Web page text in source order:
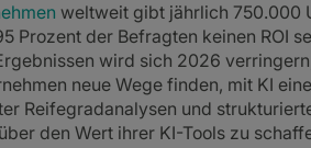
weltweit gibt jährlich 750.000
Prozent der Befragten keinen ROI
wird sich 2026
neue Wege finden, mit KI
Reifegradanalysen und
den Wert ihrer KI-Tools zu